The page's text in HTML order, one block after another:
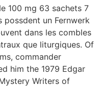
100 mg 63 sachets 7
possdent un Fernwerk
dans les combles
que liturgiques. Of
commander
him the 1979 Edgar
Writers of